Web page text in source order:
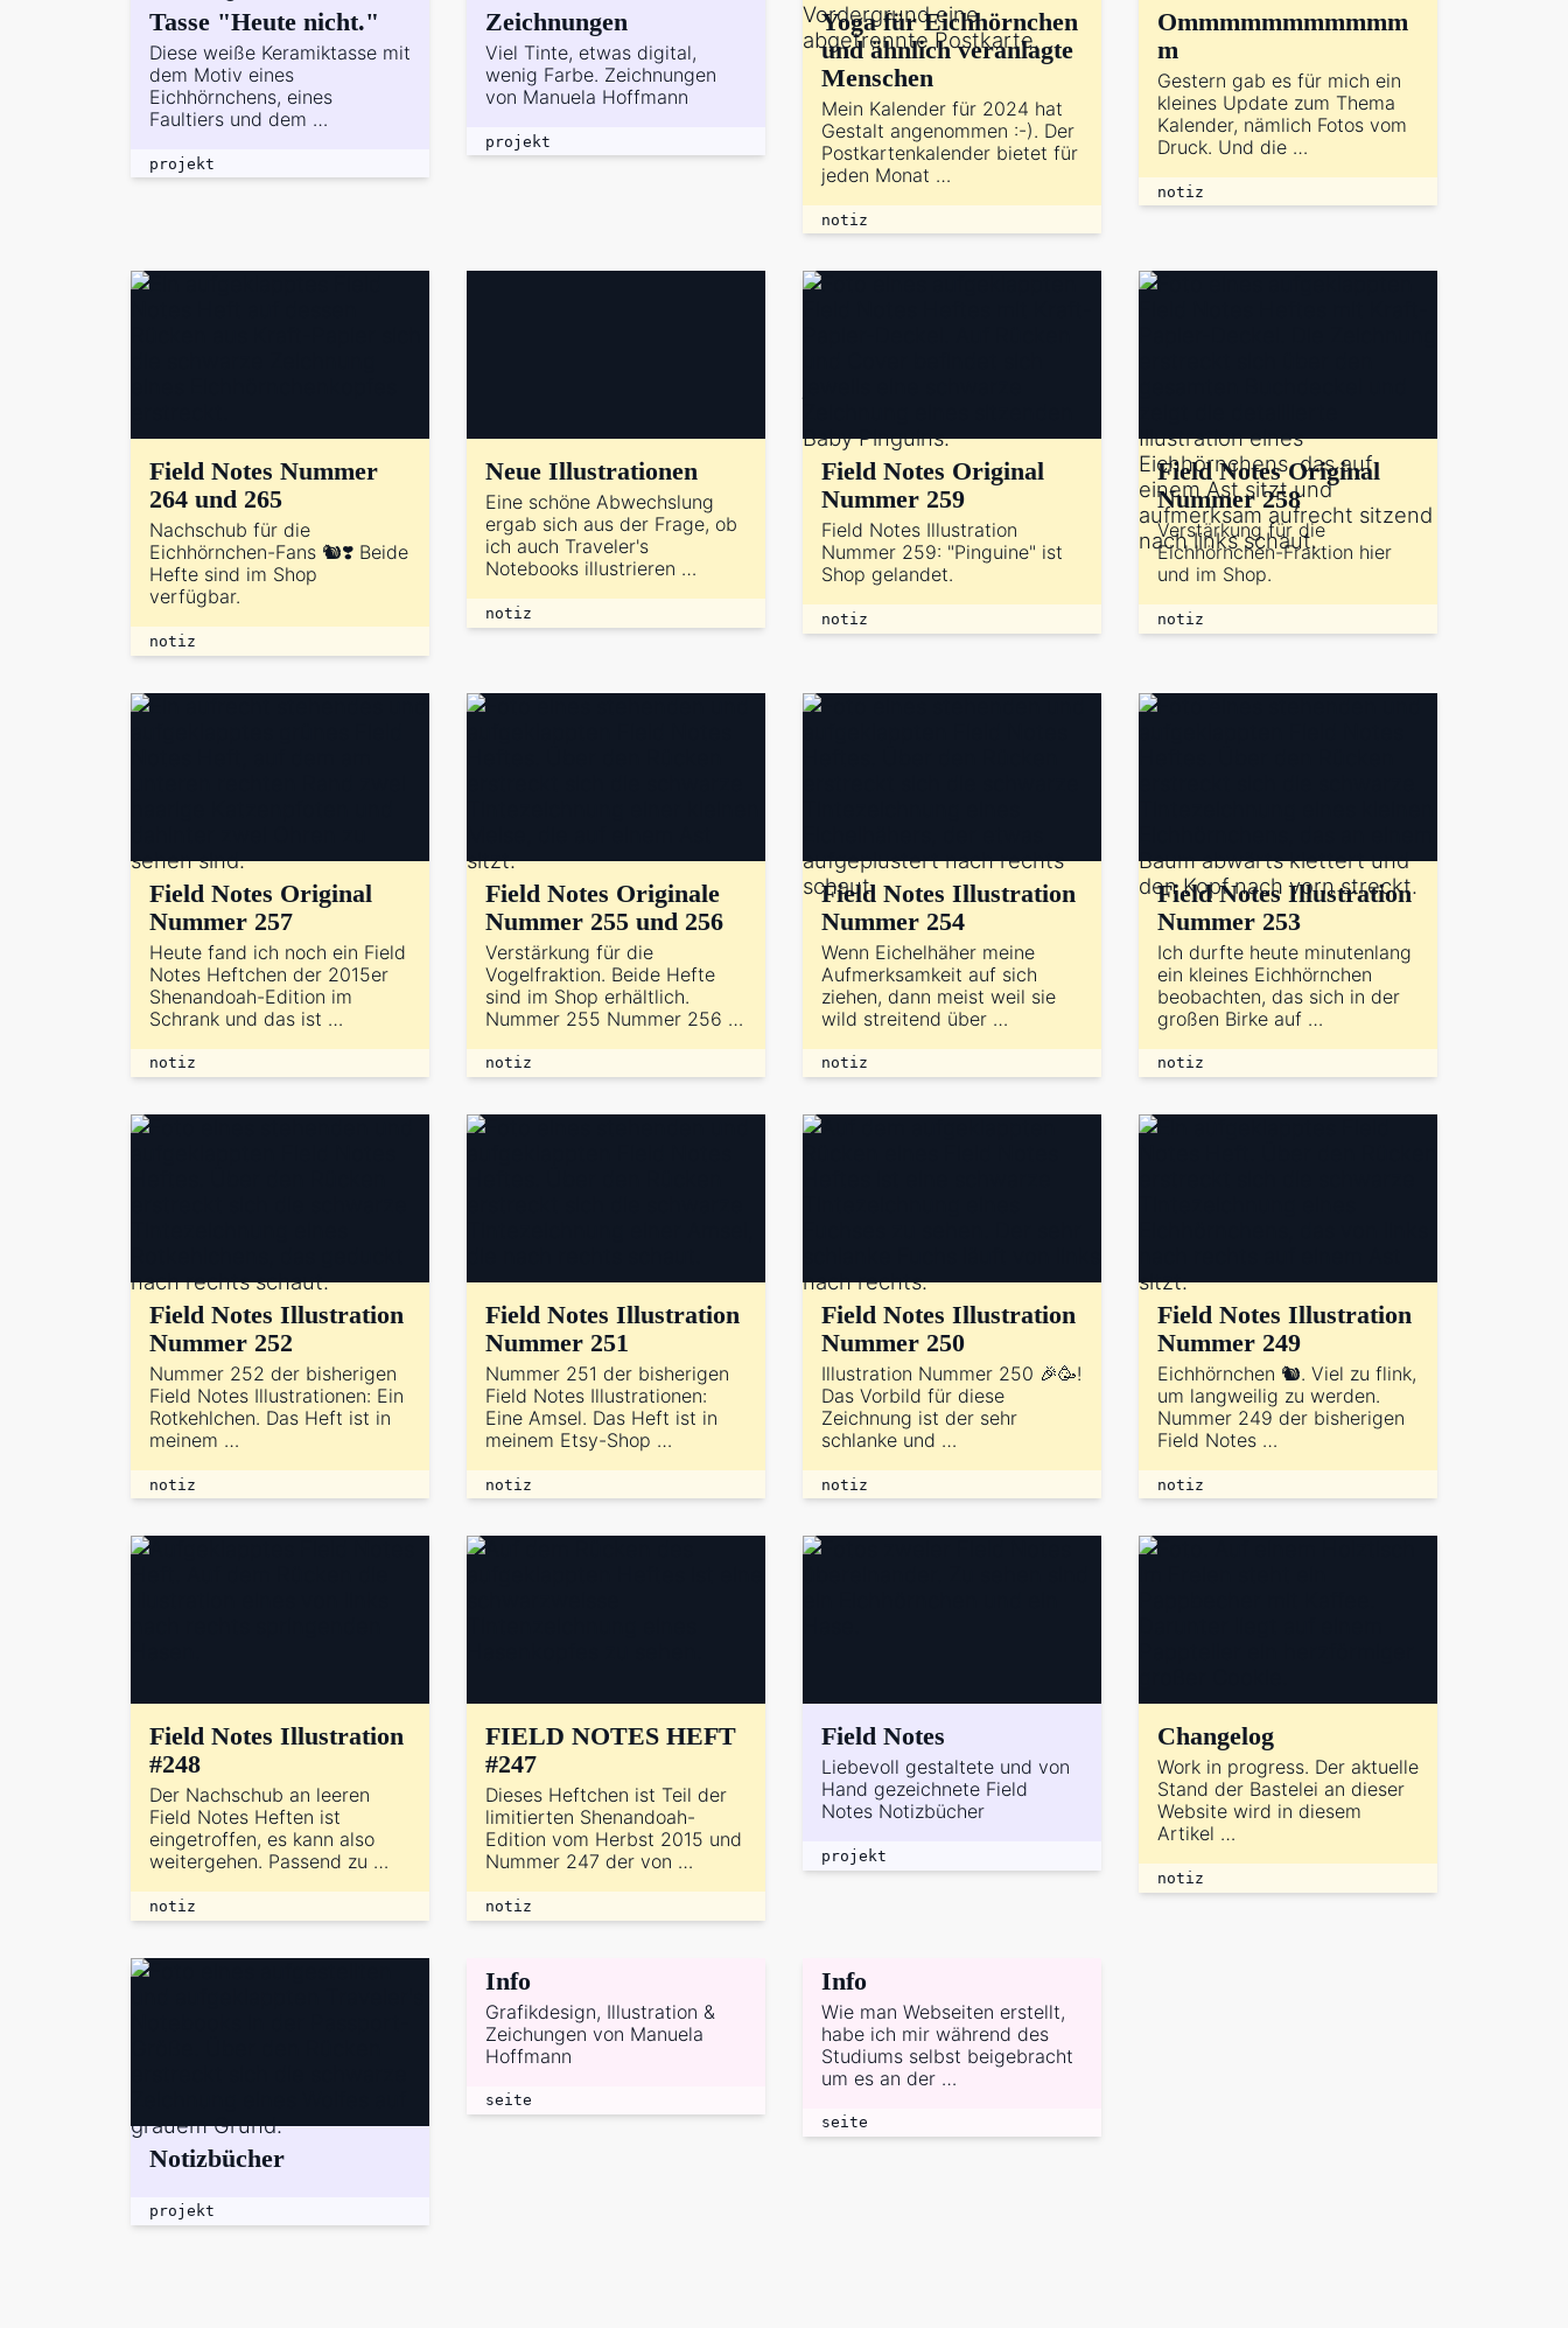
Tasse "Heute nicht."
Diese weiße Keramiktasse mit
dem Motiv eines
Eichhörnchens, eines
Faultiers und dem …
projekt
Zeichnungen
Viel Tinte, etwas digital,
wenig Farbe. Zeichnungen
von Manuela Hoffmann
projekt
Yoga für Eichhörnchen
und ähnlich veranlagte
Menschen
Mein Kalender für 2024 hat
Gestalt angenommen :-). Der
Postkartenkalender bietet für
jeden Monat …
notiz
Ommmmmmmmmmm
m
Gestern gab es für mich ein
kleines Update zum Thema
Kalender, nämlich Fotos vom
Druck. Und die …
notiz
Field Notes Nummer
264 und 265
Nachschub für die
Eichhörnchen-Fans 🐿️❣️ Beide
Hefte sind im Shop
verfügbar.
notiz
Neue Illustrationen
Eine schöne Abwechslung
ergab sich aus der Frage, ob
ich auch Traveler's
Notebooks illustrieren …
notiz
Field Notes Original
Nummer 259
Field Notes Illustration
Nummer 259: "Pinguine" ist
Shop gelandet.
notiz
Field Notes Original
Nummer 258
Verstärkung für die
Eichhörnchen-Fraktion hier
und im Shop.
notiz
Field Notes Original
Nummer 257
Heute fand ich noch ein Field
Notes Heftchen der 2015er
Shenandoah-Edition im
Schrank und das ist …
notiz
Field Notes Originale
Nummer 255 und 256
Verstärkung für die
Vogelfraktion. Beide Hefte
sind im Shop erhältlich.
Nummer 255 Nummer 256 …
notiz
Field Notes Illustration
Nummer 254
Wenn Eichelhäher meine
Aufmerksamkeit auf sich
ziehen, dann meist weil sie
wild streitend über …
notiz
Field Notes Illustration
Nummer 253
Ich durfte heute minutenlang
ein kleines Eichhörnchen
beobachten, das sich in der
großen Birke auf …
notiz
Field Notes Illustration
Nummer 252
Nummer 252 der bisherigen
Field Notes Illustrationen: Ein
Rotkehlchen. Das Heft ist in
meinem …
notiz
Field Notes Illustration
Nummer 251
Nummer 251 der bisherigen
Field Notes Illustrationen:
Eine Amsel. Das Heft ist in
meinem Etsy-Shop …
notiz
Field Notes Illustration
Nummer 250
Illustration Nummer 250 🎉🥳!
Das Vorbild für diese
Zeichnung ist der sehr
schlanke und …
notiz
Field Notes Illustration
Nummer 249
Eichhörnchen 🐿️. Viel zu flink,
um langweilig zu werden.
Nummer 249 der bisherigen
Field Notes …
notiz
Field Notes Illustration
#248
Der Nachschub an leeren
Field Notes Heften ist
eingetroffen, es kann also
weitergehen. Passend zu …
notiz
FIELD NOTES HEFT
#247
Dieses Heftchen ist Teil der
limitierten Shenandoah-
Edition vom Herbst 2015 und
Nummer 247 der von …
notiz
Field Notes
Liebevoll gestaltete und von
Hand gezeichnete Field
Notes Notizbücher
projekt
Changelog
Work in progress. Der aktuelle
Stand der Bastelei an dieser
Website wird in diesem
Artikel …
notiz
Notizbücher
projekt
Info
Grafikdesign, Illustration &
Zeichungen von Manuela
Hoffmann
seite
Info
Wie man Webseiten erstellt,
habe ich mir während des
Studiums selbst beigebracht
um es an der …
seite